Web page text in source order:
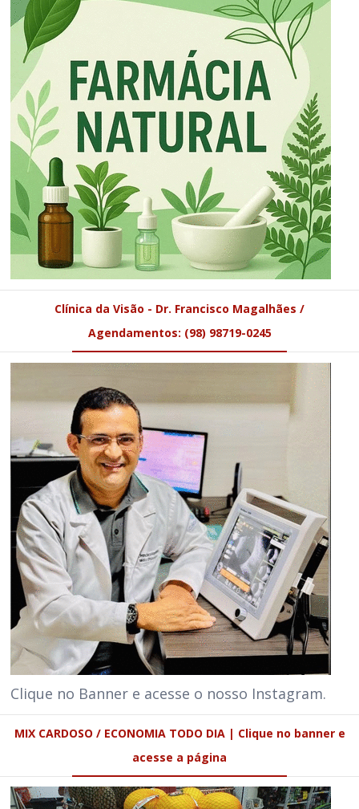
Clínica da Visão - Dr. Francisco Magalhães /
Agendamentos: (98) 98719-0245
Clique no Banner e acesse o nosso Instagram.
MIX CARDOSO / ECONOMIA TODO DIA | Clique no banner e
acesse a página